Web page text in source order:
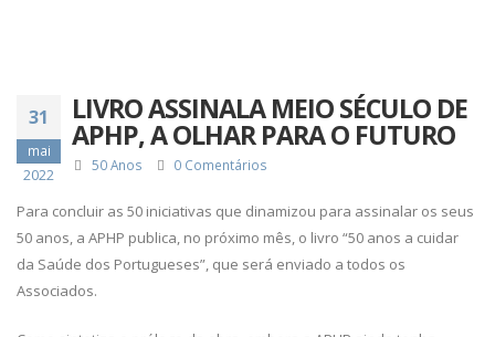
31
mai
2022
LIVRO ASSINALA MEIO SÉCULO DE
APHP, A OLHAR PARA O FUTURO
50 Anos 0 Comentários
Para concluir as 50 iniciativas que dinamizou para assinalar os seus
50 anos, a APHP publica, no próximo mês, o livro “50 anos a cuidar
da Saúde dos Portugueses”, que será enviado a todos os
Associados.